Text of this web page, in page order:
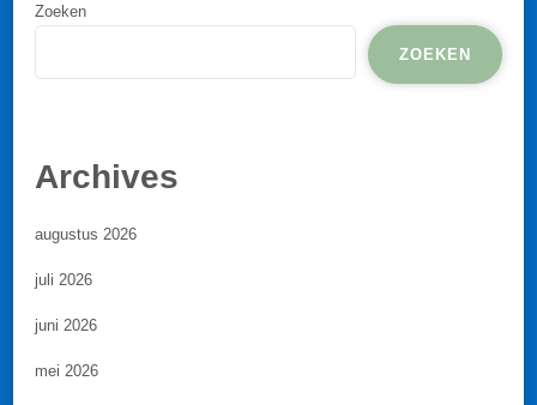
Zoeken
ZOEKEN
Archives
augustus 2026
juli 2026
juni 2026
mei 2026